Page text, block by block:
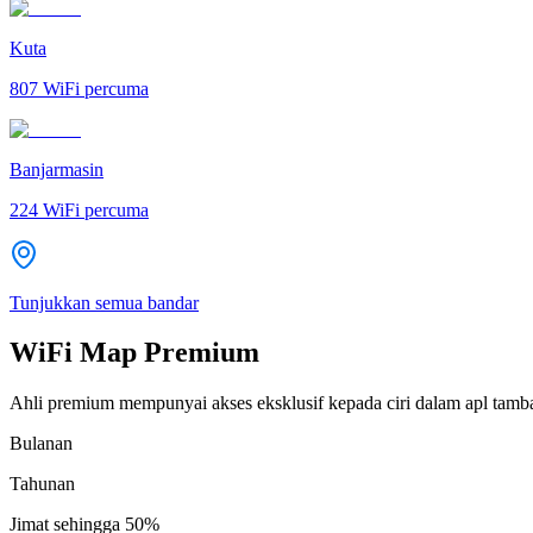
Kuta
807 WiFi percuma
Banjarmasin
224 WiFi percuma
Tunjukkan semua bandar
WiFi Map Premium
Ahli premium mempunyai akses eksklusif kepada ciri dalam apl
Bulanan
Tahunan
Jimat sehingga 50%